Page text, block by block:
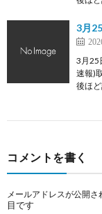
3月
3月25
速報)
後ほ
コメントを書く
メールアドレスが公開さ
目です